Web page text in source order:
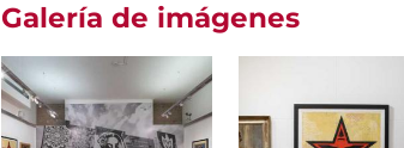
Galería de imágenes